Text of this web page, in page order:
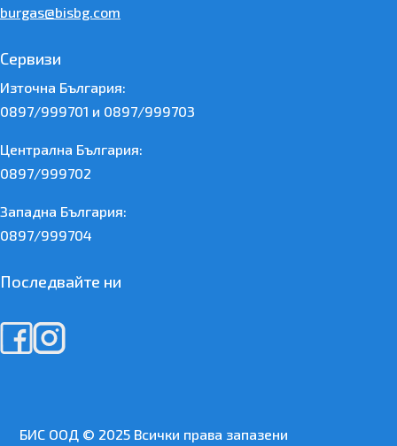
burgas@bisbg.com
Сервизи
Източна България:
0897/999701 и 0897/999703
Централна България:
0897/999702
Западна България:
0897/999704
Последвайте ни
БИС ООД © 2025 Всички права запазени